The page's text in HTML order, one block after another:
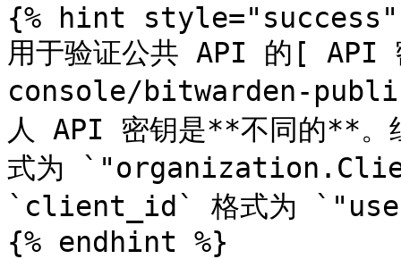
{% hint
用于验证公共 API 的[
console/bitwarden-
人 API 密钥是**不同的**
式为
`client_id` 格式为
{% endhint %}